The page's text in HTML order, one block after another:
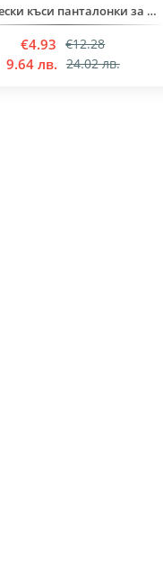
Юношески къси панталонки за момичета
€4.93 €12.28
9.64 лв. 24.02 лв.